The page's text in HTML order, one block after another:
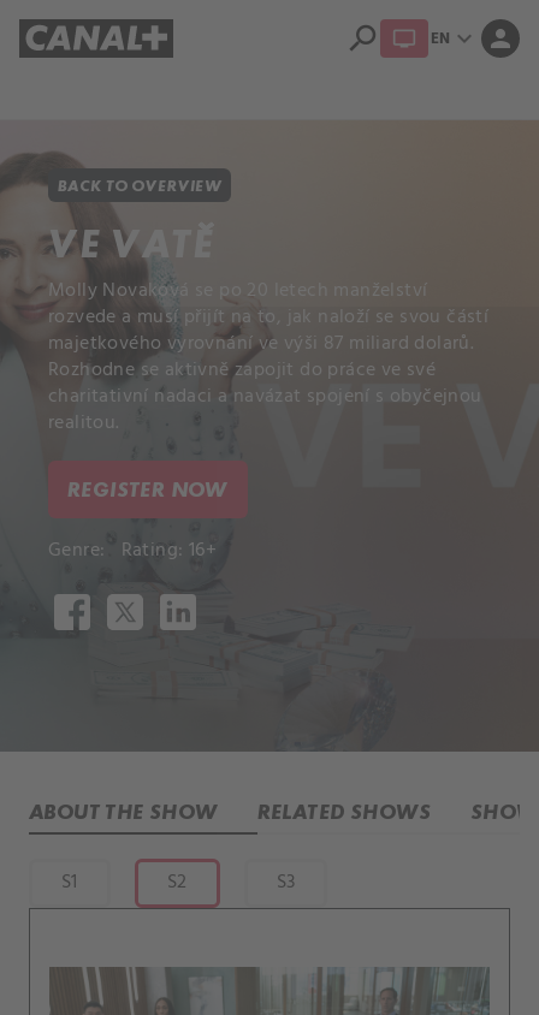
search EN expand_more person
BACK TO OVERVIEW
VE VATĚ
Molly Novaková se po 20 letech manželství
rozvede a musí přijít na to, jak naloží se svou částí
majetkového vyrovnání ve výši 87 miliard dolarů.
Rozhodne se aktivně zapojit do práce ve své
charitativní nadaci a navázat spojení s obyčejnou
realitou.
REGISTER NOW
Genre: Rating: 16+
ABOUT THE SHOW RELATED SHOWS
S1 S2 S3